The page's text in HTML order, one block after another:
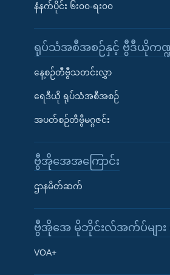
Learning English
နံနက်ပိုင်း ၆း၀၀-ရး၀၀
ရုပ်သံအစီအစဉ်နှင့် ဗွီဒီယိုကဏ္ဍ
နေ့စဉ်တီဗွီသတင်းလွှာ
ရေဒီယို ရုပ်သံအစီအစဉ်
အပတ်စဉ်တီဗွီမဂ္ဂဇင်း
ဗွီအိုအေအကြောင်း
ဌာနမိတ်ဆက်
ဗွီအိုအေ မိုဘိုင်းလ်အက်ပ်များ
VOA+